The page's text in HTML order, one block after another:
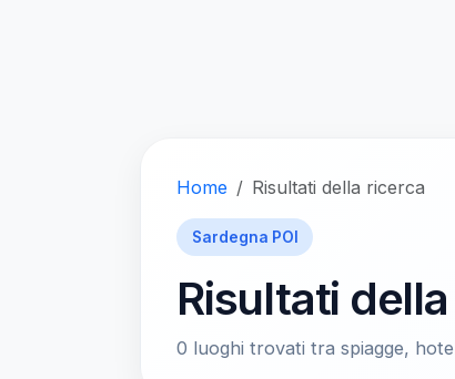
Home Risultati della ricerca
Sardegna POI
Risultati
0 luoghi trovati tra spiagge,